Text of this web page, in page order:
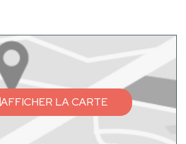
AFFICHER LA CARTE